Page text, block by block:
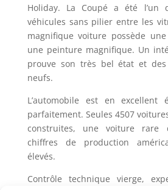
Holiday. La Coupé a été l’un
véhicules sans pilier entre les
magnifique voiture possède
une peinture magnifique. Un
prouve son très bel état et des
neufs.
L’automobile est en excellent
parfaitement. Seules 4507
construites, une voiture rare
chiffres de production
élevés.
Contrôle technique vierge,